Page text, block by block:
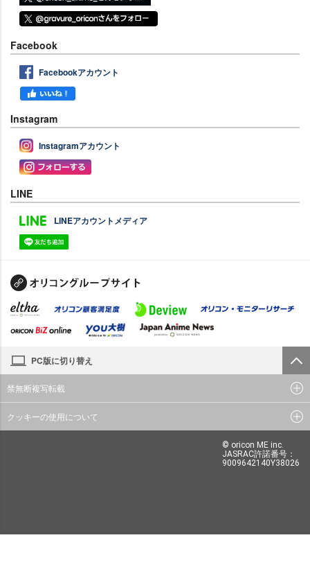
Facebook
Facebookアカウント
Instagram
Instagramアカウント
LINE
LINEアカウントメディア
PC版に切り替え
禁無断複写転載
クッキーの使用について
© oricon ME inc.
JASRAC許諾番号：
9009642140Y38026